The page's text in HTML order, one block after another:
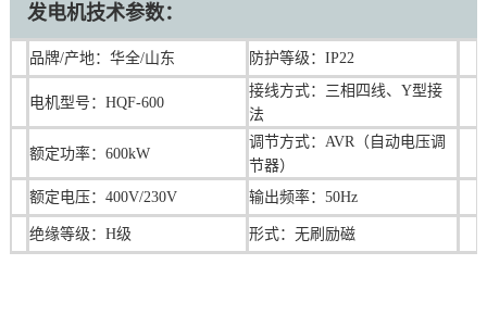
发电机技术参数：
品牌/产地：华全/山东 防护等级：IP22
电机型号：HQF-600
接线方式：三相四线、Y型接
法
额定功率：600kW
调节方式：AVR（自动电压调
节器）
额定电压：400V/230V
输出频率：50Hz
绝缘等级：H级 形式：无刷励磁